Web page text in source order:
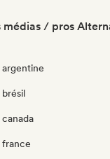
médias / pros
france